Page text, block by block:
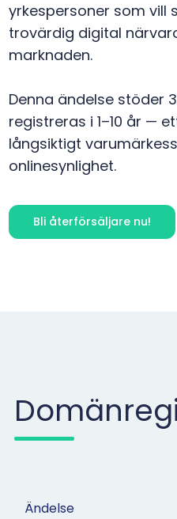
yrkespersoner som vill
trovärdig digital
marknaden.
Denna ändelse stöder
registreras i 1–10 år —
långsiktigt
onlinesynlighet.
Bli återförsäljare nu!
Ändelse